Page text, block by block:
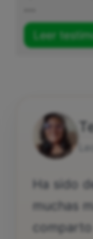
Leer
Ha sido
muchas